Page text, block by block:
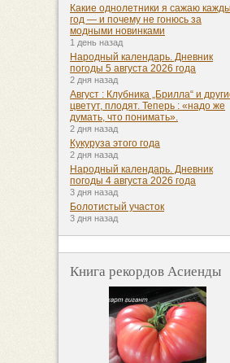
Какие однолетники я сажаю
год — и почему не гонюсь за
модными новинками
1 день назад
Народный календарь. Дневник
погоды 5 августа 2026 года
2 дня назад
Август : Клубника „Брилла“ и
цветут, плодят. Теперь : «надо же
думать, что понимать».
2 дня назад
Кукуруза этого года
2 дня назад
Народный календарь. Дневник
погоды 4 августа 2026 года
3 дня назад
Болотистый участок
3 дня назад
Книга рекордов Асиенды